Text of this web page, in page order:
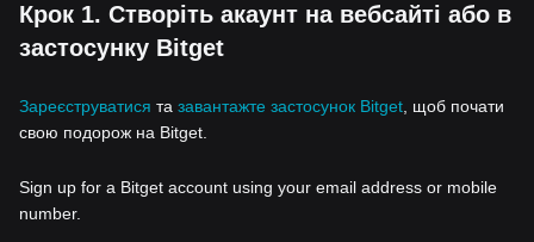
Крок 1. Створіть акаунт на вебсайті або в
застосунку Bitget
Зареєструватися та завантажте застосунок Bitget , щоб почати
свою подорож на Bitget.
Sign up for a Bitget account using your email address or mobile
number.